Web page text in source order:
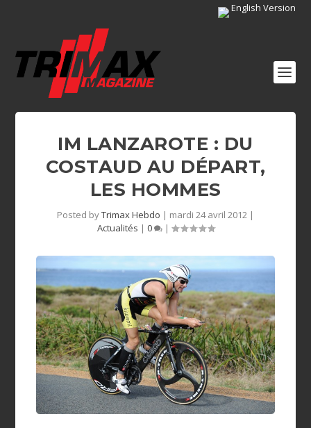
English Version
IM LANZAROTE : DU
COSTAUD AU DÉPART,
LES HOMMES
Posted byTrimax Hebdo | mardi 24 avril 2012 |
Actualités | 0 |